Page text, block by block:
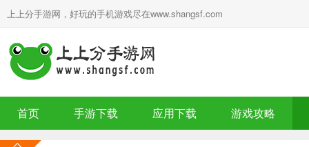
上上分手游网，好玩的手机游戏尽在www.shangsf.com
首页 手游下载 应用下载 游戏攻略